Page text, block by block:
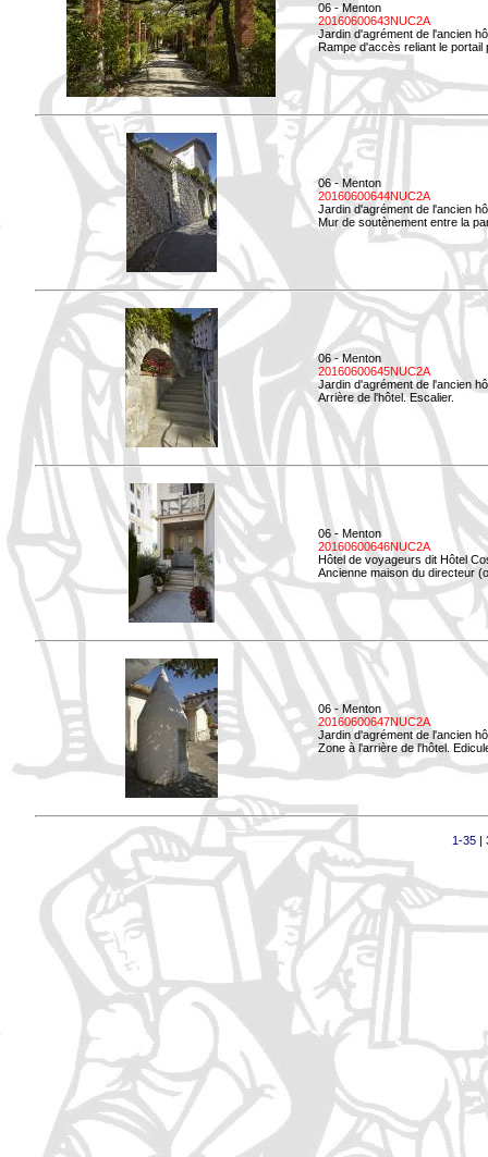
06 - Menton
20160600643NUC2A
Jardin d'agrément de l'ancien
Rampe d'accès reliant le portail
06 - Menton
20160600644NUC2A
Jardin d'agrément de l'ancien
Mur de soutènement entre la
06 - Menton
20160600645NUC2A
Jardin d'agrément de l'ancien
Arrière de l'hôtel. Escalier.
06 - Menton
20160600646NUC2A
Hôtel de voyageurs dit Hôtel
Ancienne maison du directeur
06 - Menton
20160600647NUC2A
Jardin d'agrément de l'ancien
Zone à l'arrière de l'hôtel.
1-35|